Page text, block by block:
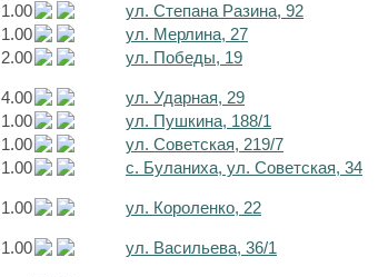
1.00 ул. Степана Разина, 92
1.00 ул. Мерлина, 27
2.00 ул. Победы, 19
4.00 ул. Ударная, 29
1.00 ул. Пушкина, 188/1
1.00 ул. Советская, 219/7
1.00 с. Буланиха, ул. Советская, 34
1.00 ул. Короленко, 22
1.00 ул. Васильева, 36/1